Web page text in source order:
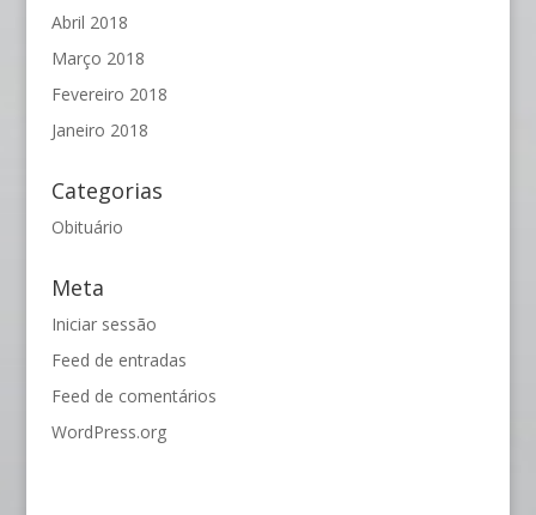
Abril 2018
Março 2018
Fevereiro 2018
Janeiro 2018
Categorias
Obituário
Meta
Iniciar sessão
Feed de entradas
Feed de comentários
WordPress.org